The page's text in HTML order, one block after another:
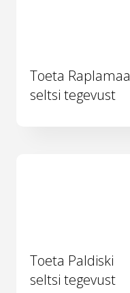
Toeta Raplamaa
seltsi tegevust
Toeta Paldiski
seltsi tegevust